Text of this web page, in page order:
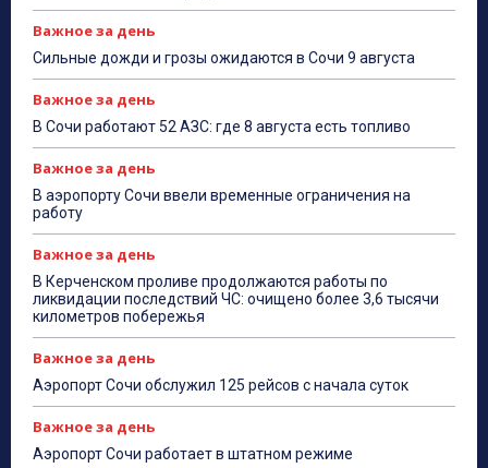
Важное за день
Сильные дожди и грозы ожидаются в Сочи 9 августа
Важное за день
В Сочи работают 52 АЗС: где 8 августа есть топливо
Важное за день
В аэропорту Сочи ввели временные ограничения на
работу
Важное за день
В Керченском проливе продолжаются работы по
ликвидации последствий ЧС: очищено более 3,6 тысячи
километров побережья
Важное за день
Аэропорт Сочи обслужил 125 рейсов с начала суток
Важное за день
Аэропорт Сочи работает в штатном режиме